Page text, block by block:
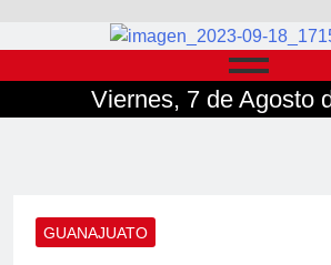
Viernes, 7 de Agosto
GUANAJUATO